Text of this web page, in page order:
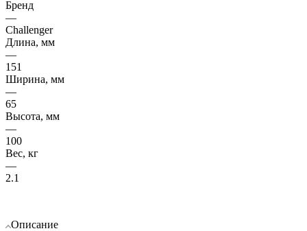
Бренд
—
Challenger
Длина, мм
—
151
Ширина, мм
—
65
Высота, мм
—
100
Вес, кг
—
2.1
Описание